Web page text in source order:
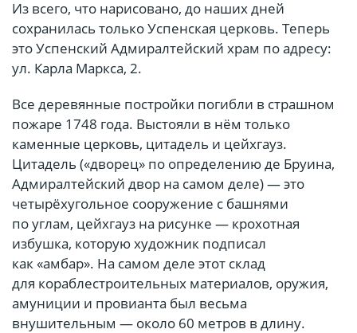
Из всего, что нарисовано, до наших дней
сохранилась только Успенская церковь. Теперь
это Успенский Адмиралтейский храм по адресу:
ул. Карла Маркса, 2.
Все деревянные постройки погибли в страшном
пожаре 1748 года. Выстояли в нём только
каменные церковь, цитадель и цейхгауз.
Цитадель («дворец» по определению де Бруина,
Адмиралтейский двор на самом деле) — это
четырёхугольное сооружение с башнями
по углам, цейхгауз на рисунке — крохотная
избушка, которую художник подписал
как «амбар». На самом деле этот склад
для кораблестроительных материалов, оружия,
амуниции и провианта был весьма
внушительным — около 60 метров в длину.